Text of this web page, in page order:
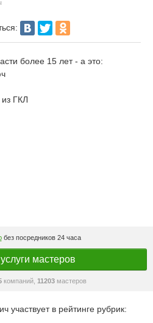
более 15 лет - а это:
ГКЛ
без посредников 24 часа
мастеров
компаний, 11203 мастеров
участвует в рейтинге рубрик: